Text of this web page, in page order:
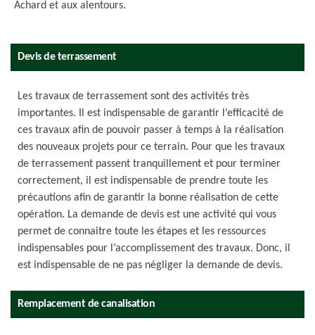
Achard et aux alentours.
Devis de terrassement
Les travaux de terrassement sont des activités très
importantes. Il est indispensable de garantir l’efficacité de
ces travaux afin de pouvoir passer à temps à la réalisation
des nouveaux projets pour ce terrain. Pour que les travaux
de terrassement passent tranquillement et pour terminer
correctement, il est indispensable de prendre toute les
précautions afin de garantir la bonne réalisation de cette
opération. La demande de devis est une activité qui vous
permet de connaitre toute les étapes et les ressources
indispensables pour l’accomplissement des travaux. Donc, il
est indispensable de ne pas négliger la demande de devis.
Remplacement de canalisation